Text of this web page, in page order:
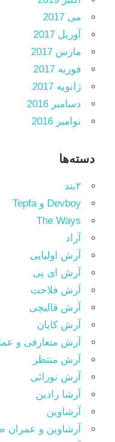
می 2017
آوریل 2017
مارس 2017
فوریه 2017
ژانویه 2017
دسامبر 2016
نوامبر 2016
دسته‌ها
۲بند
Devboy و Tepfa
The Ways
آراد
آرش اولیایی
آرش ای پی
آرش فلاحت
آرش قالیچی
آرش کایان
آرش متعارفی و
آرش منتظر
آرش نورائی
آرشا رادین
آرشاوین
آرشاوین و عمران